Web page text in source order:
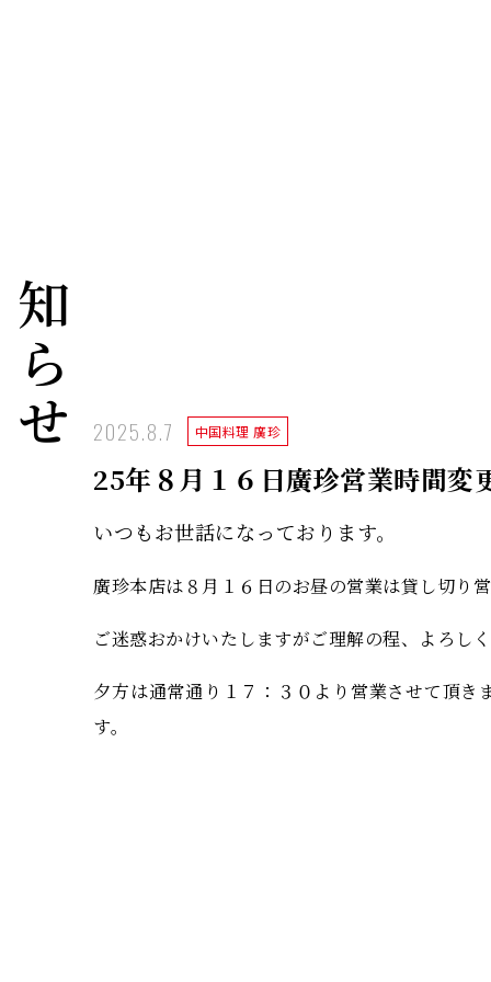
お知らせ 2025.8.7 中国料理 廣珍
25年８月１６日廣珍営業時間変
いつもお世話になっております。
廣珍本店は８月１６日のお昼の営業は貸し切り
ご迷惑おかけいたしますがご理解の程、よろしく
夕方は通常通り１７：３０より営業させて頂き
す。